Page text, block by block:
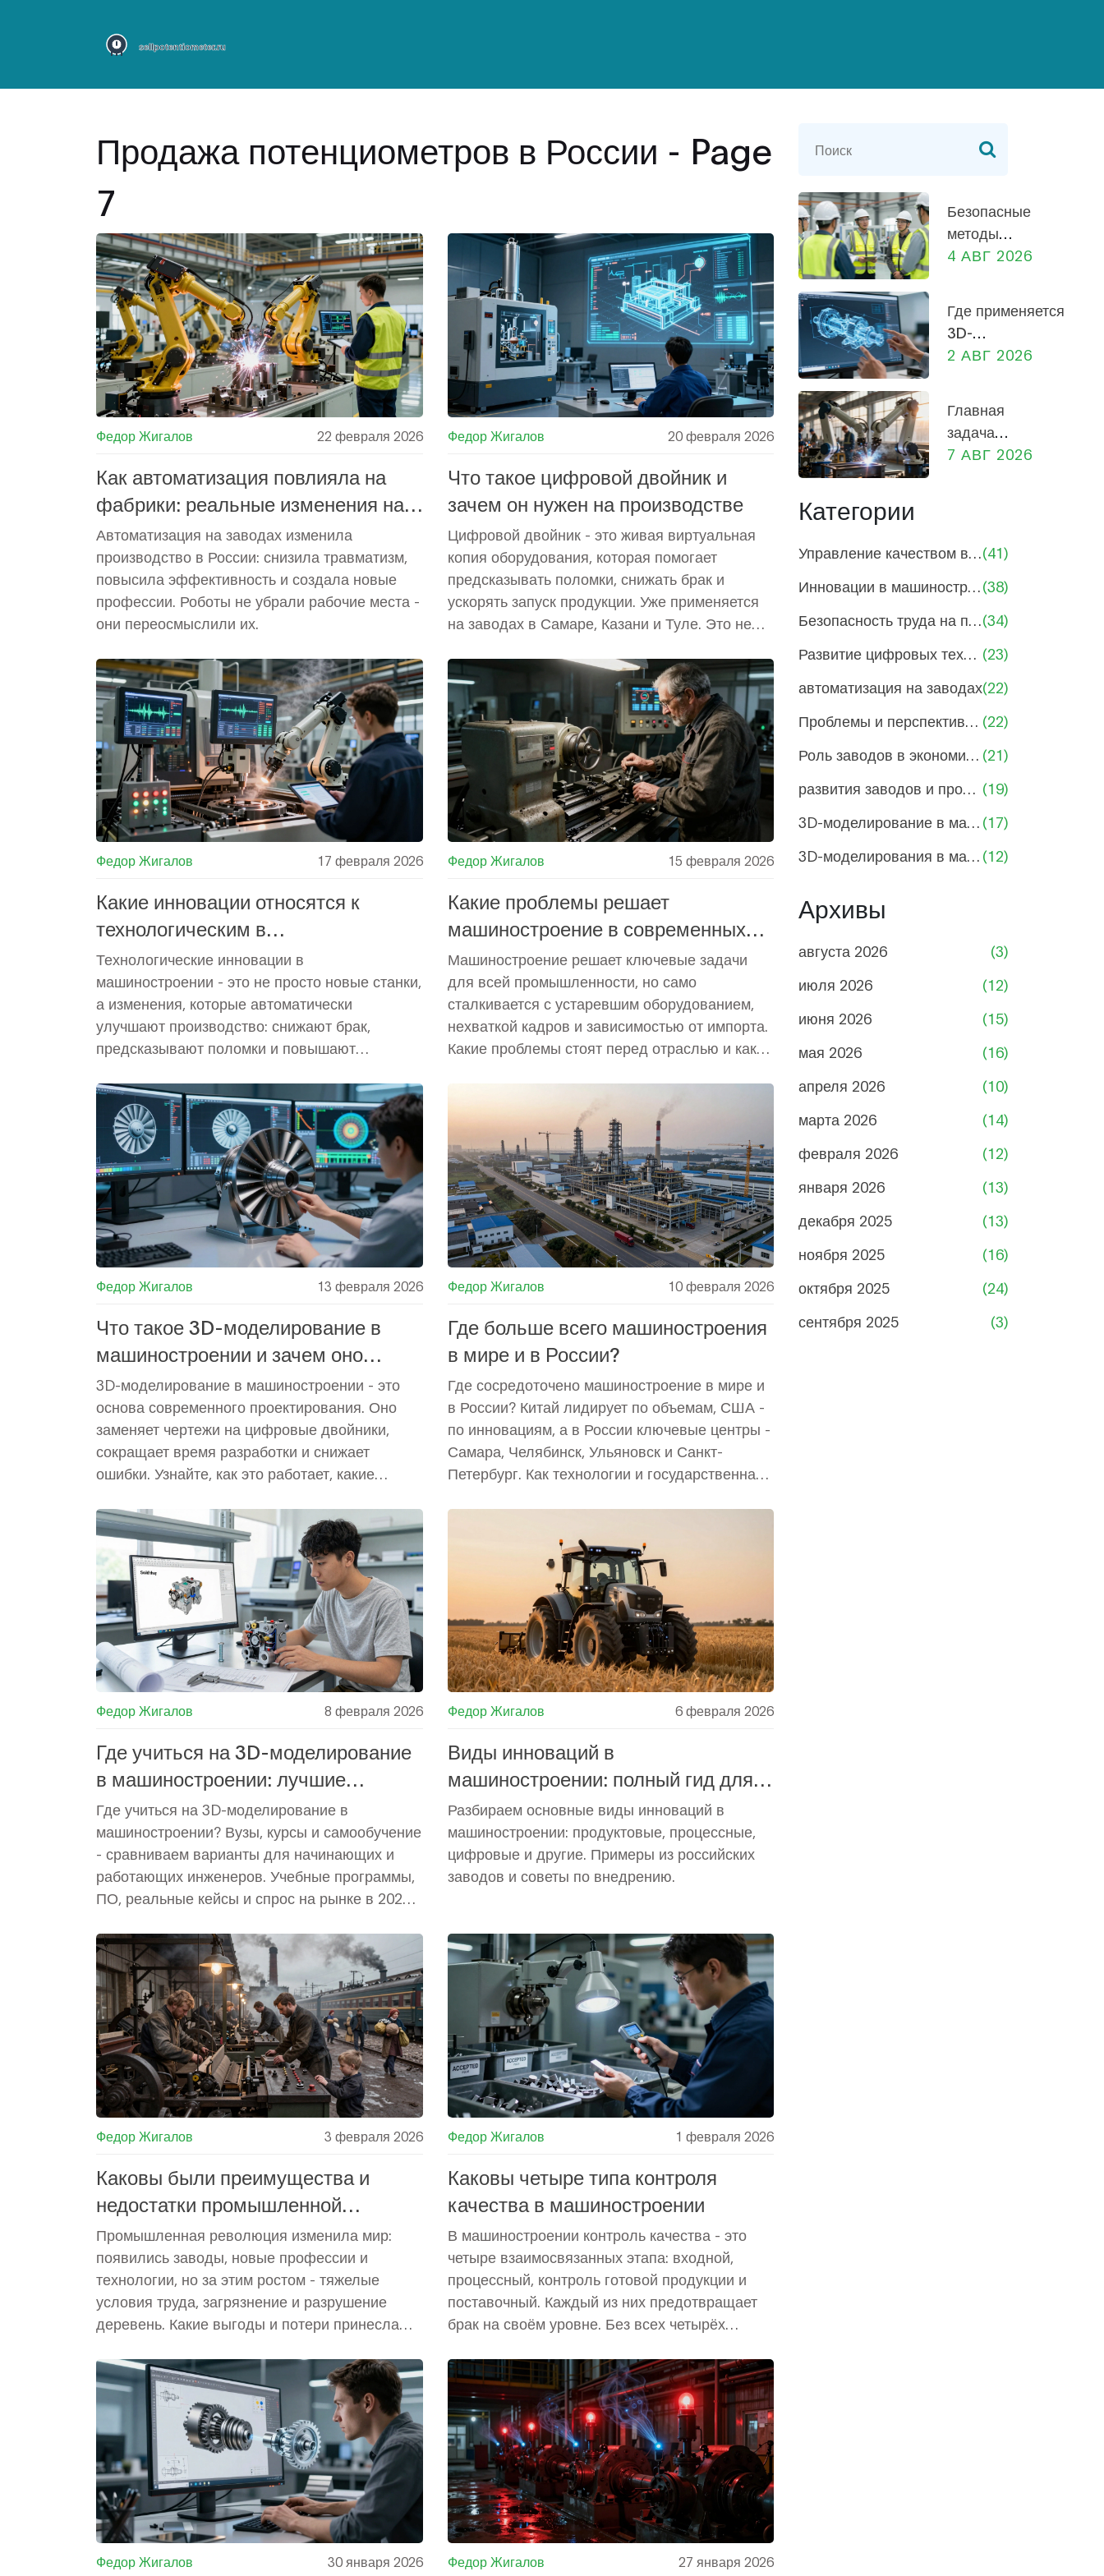
Продажа потенциометров в России - Page
7
Федор Жигалов 22 февраля 2026
Как автоматизация повлияла на
фабрики: реальные изменения на
российских заводах
Автоматизация на заводах изменила
производство в России: снизила травматизм,
повысила эффективность и создала новые
профессии. Роботы не убрали рабочие места -
они переосмыслили их.
Федор Жигалов 20 февраля 2026
Что такое цифровой двойник и
зачем он нужен на производстве
Цифровой двойник - это живая виртуальная
копия оборудования, которая помогает
предсказывать поломки, снижать брак и
ускорять запуск продукции. Уже применяется
на заводах в Самаре, Казани и Туле. Это не
Федор Жигалов 17 февраля 2026
Какие инновации относятся к
технологическим в
машиностроении и производстве?
Технологические инновации в
машиностроении - это не просто новые станки,
а изменения, которые автоматически
улучшают производство: снижают брак,
предсказывают поломки и повышают
действительно считаются инновациями, а
какие - просто обновлением.
Федор Жигалов 15 февраля 2026
Какие проблемы решает
машиностроение в современных
условиях?
Машиностроение решает ключевые задачи
для всей промышленности, но само
сталкивается с устаревшим оборудованием,
нехваткой кадров и зависимостью от импорта.
Какие проблемы стоят перед отраслью и как
Федор Жигалов 13 февраля 2026
Что такое 3D-моделирование в
машиностроении и зачем оно
нужно?
3D-моделирование в машиностроении - это
основа современного проектирования. Оно
заменяет чертежи на цифровые двойники,
сокращает время разработки и снижает
ошибки. Узнайте, как это работает, какие
уже невозможно конкурировать.
Федор Жигалов 10 февраля 2026
Где больше всего машиностроения
в мире и в России?
Где сосредоточено машиностроение в мире и
в России? Китай лидирует по объемам, США -
по инновациям, а в России ключевые центры -
Самара, Челябинск, Ульяновск и Санкт-
Петербург. Как технологии и государственная
Федор Жигалов 8 февраля 2026
Где учиться на 3D-моделирование
в машиностроении: лучшие
варианты в 2026 году
Где учиться на 3D-моделирование в
машиностроении? Вузы, курсы и самообучение
- сравниваем варианты для начинающих и
работающих инженеров. Учебные программы,
ПО, реальные кейсы и спрос на рынке в 2026
Федор Жигалов 6 февраля 2026
Виды инноваций в
машиностроении: полный гид для
производителей
Разбираем основные виды инноваций в
машиностроении: продуктовые, процессные,
цифровые и другие. Примеры из российских
заводов и советы по внедрению.
Федор Жигалов 3 февраля 2026
Каковы были преимущества и
недостатки промышленной
революции?
Промышленная революция изменила мир:
появились заводы, новые профессии и
технологии, но за этим ростом - тяжелые
условия труда, загрязнение и разрушение
деревень. Какие выгоды и потери принесла
Федор Жигалов 1 февраля 2026
Каковы четыре типа контроля
качества в машиностроении
В машиностроении контроль качества - это
четыре взаимосвязанных этапа: входной,
процессный, контроль готовой продукции и
поставочный. Каждый из них предотвращает
брак на своём уровне. Без всех четырёх
Федор Жигалов 30 января 2026 Федор Жигалов 27 января 2026
Безопасные
методы
работы на
руководство
для
сотрудников и
4 АВГ 2026
Где применяется
3D-
моделирование
от
проектирования
до производства
2 АВГ 2026
Главная
задача
предприятия:
России
7 АВГ 2026
Категории
Управление качеством в машиностроении(41)
Инновации в машиностроении и производстве(38)
Безопасность труда на производствах(34)
Развитие цифровых технологий в производстве (23)
автоматизация на заводах(22)
Проблемы и перспективы машиностроения (22)
Роль заводов в экономике России (21)
развития заводов и промышленности (19)
3D-моделирование в машиностроении (17)
3D-моделирования в машиностроении (12)
Архивы
августа 2026
(3)
июля 2026
(12)
июня 2026
(15)
мая 2026
(16)
апреля 2026
(10)
марта 2026
(14)
февраля 2026
(12)
января 2026
(13)
декабря 2025
(13)
ноября 2025
(16)
октября 2025
(24)
сентября 2025
(3)